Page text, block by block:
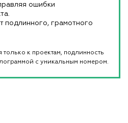
ошибки
подлинного, грамотного
к проектам, подлинность
с уникальным номером.